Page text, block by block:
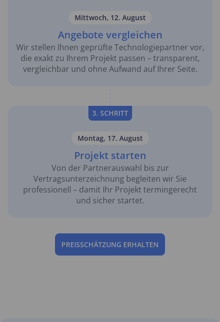
Mittwoch, 12. August
Angebote vergleichen
Wir stellen Ihnen geprüfte Technologiepartner vor,
die exakt zu Ihrem Projekt passen – transparent,
vergleichbar und ohne Aufwand auf Ihrer Seite.
3. SCHRITT
Montag, 17. August
Projekt starten
Von der Partnerauswahl bis zur
Vertragsunterzeichnung begleiten wir Sie
professionell – damit Ihr Projekt termingerecht
und sicher startet.
PREISSCHÄTZUNG ERHALTEN